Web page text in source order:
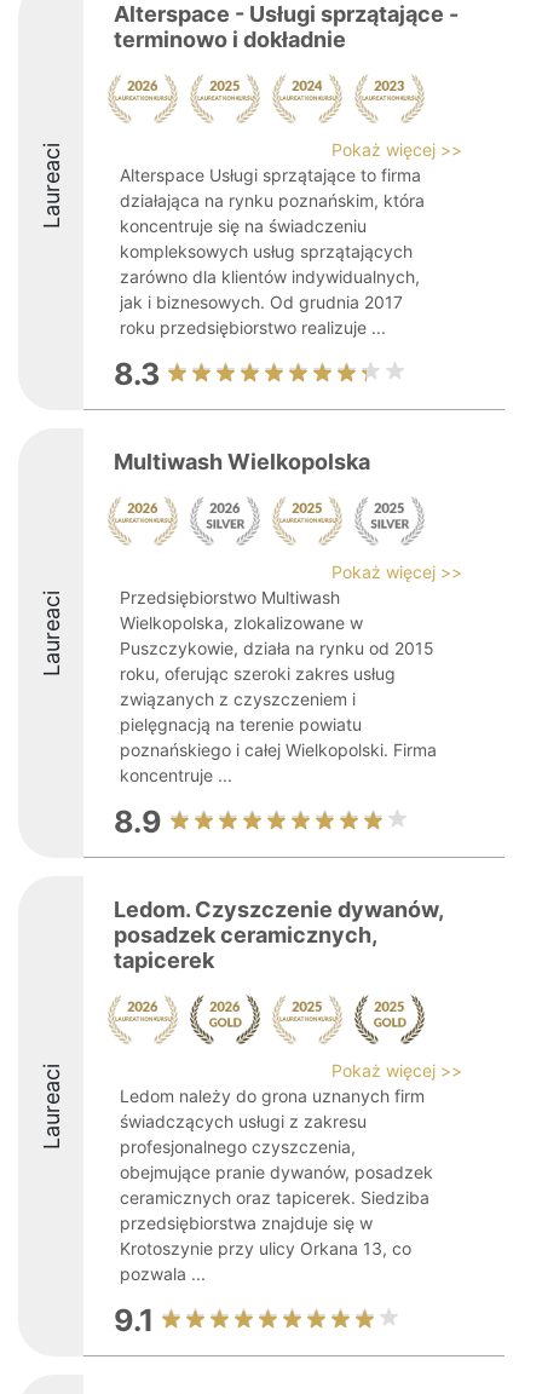
Laureaci
Alterspace - Usługi sprzątające -
terminowo i dokładnie
Pokaż więcej >>
Alterspace Usługi sprzątające to firma
działająca na rynku poznańskim, która
koncentruje się na świadczeniu
kompleksowych usług sprzątających
zarówno dla klientów indywidualnych,
jak i biznesowych. Od grudnia 2017
roku przedsiębiorstwo realizuje ...
8.3
Laureaci
Multiwash Wielkopolska
Pokaż więcej >>
Przedsiębiorstwo Multiwash
Wielkopolska, zlokalizowane w
Puszczykowie, działa na rynku od 2015
roku, oferując szeroki zakres usług
związanych z czyszczeniem i
pielęgnacją na terenie powiatu
poznańskiego i całej Wielkopolski. Firma
koncentruje ...
8.9
Laureaci
Ledom. Czyszczenie dywanów,
posadzek ceramicznych,
tapicerek
Pokaż więcej >>
Ledom należy do grona uznanych firm
świadczących usługi z zakresu
profesjonalnego czyszczenia,
obejmujące pranie dywanów, posadzek
ceramicznych oraz tapicerek. Siedziba
przedsiębiorstwa znajduje się w
Krotoszynie przy ulicy Orkana 13, co
pozwala ...
9.1